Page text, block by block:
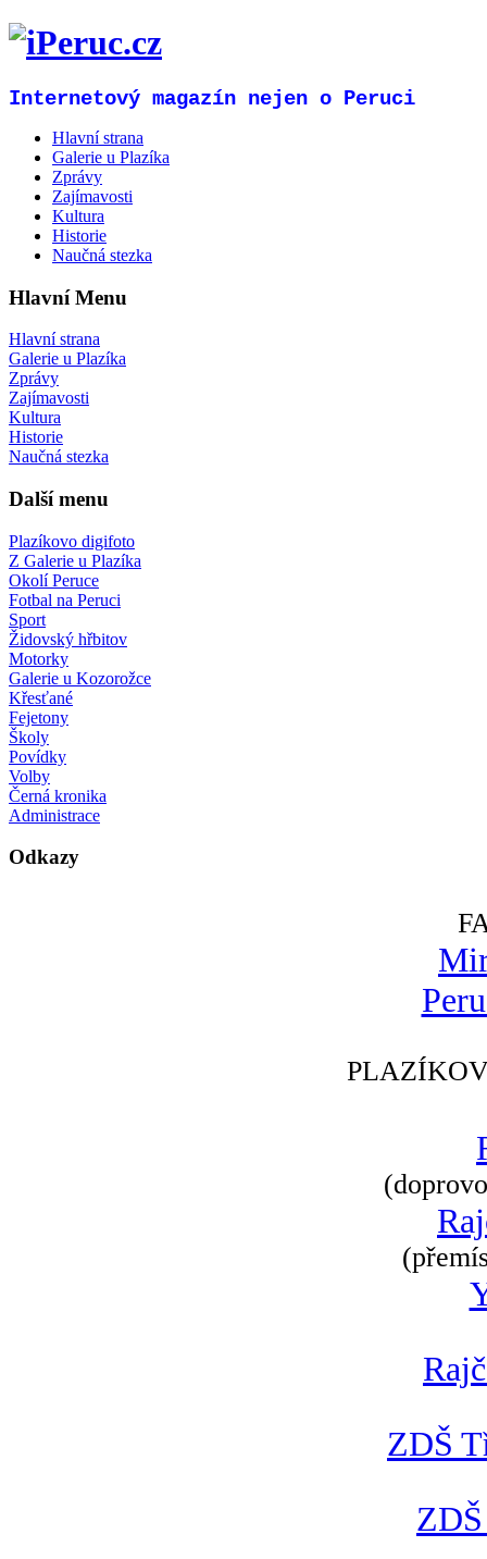
Internetový magazín nejen o Peruci
Hlavní strana
Galerie u Plazíka
Zprávy
Zajímavosti
Kultura
Historie
Naučná stezka
Hlavní Menu
Hlavní strana
Galerie u Plazíka
Zprávy
Zajímavosti
Kultura
Historie
Naučná stezka
Další menu
Plazíkovo digifoto
Z Galerie u Plazíka
Okolí Peruce
Fotbal na Peruci
Sport
Židovský hřbitov
Motorky
Galerie u Kozorožce
Křesťané
Fejetony
Školy
Povídky
Volby
Černá kronika
Administrace
Odkazy
ZDŠ